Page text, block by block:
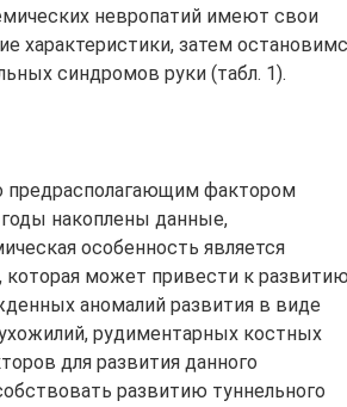
невропатий имеют свои
характеристики, затем
синдромов руки (табл. 1).
предрасполагающим фактором
накоплены данные,
особенность является
которая может привести к
аномалий развития в виде
рудиментарных костных
для развития данного
развитию туннельного